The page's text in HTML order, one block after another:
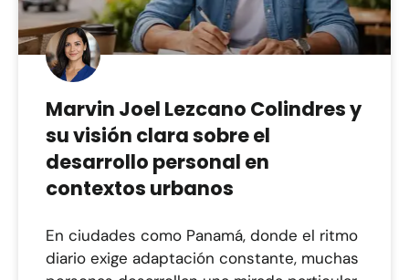
Marvin Joel Lezcano Colindres y
su visión clara sobre el
desarrollo personal en
contextos urbanos
En ciudades como Panamá, donde el ritmo
diario exige adaptación constante, muchas